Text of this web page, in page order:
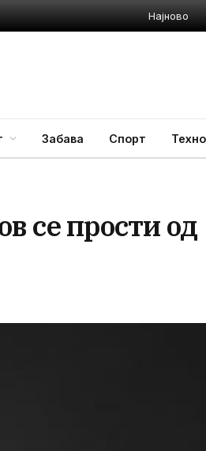
Најново
Забава Спорт
се прости од